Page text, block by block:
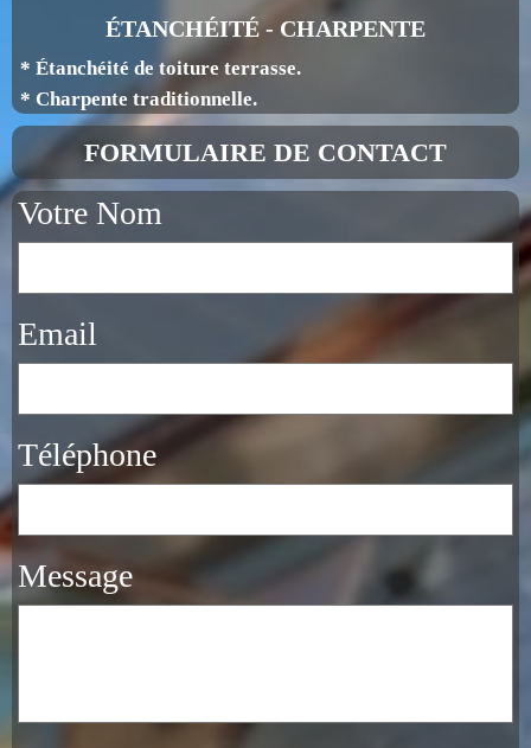
ÉTANCHÉITÉ - CHARPENTE
* Étanchéité de toiture terrasse.
* Charpente traditionnelle.
FORMULAIRE DE CONTACT
Votre Nom
Email
Téléphone
Message